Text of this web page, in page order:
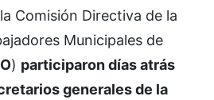
Comisión Directiva de la
Municipales de
) participaron días atrás
generales de la